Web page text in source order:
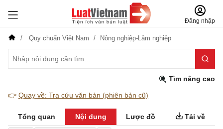
Đăng nhập
Quy chuẩn Việt Nam Nông nghiệp-Lâm nghiệp
Tìm nâng cao
👉 Quay về: Tra cứu văn bản (phiên bản cũ)
Tổng quan Nội dung Lược đồ Tải về